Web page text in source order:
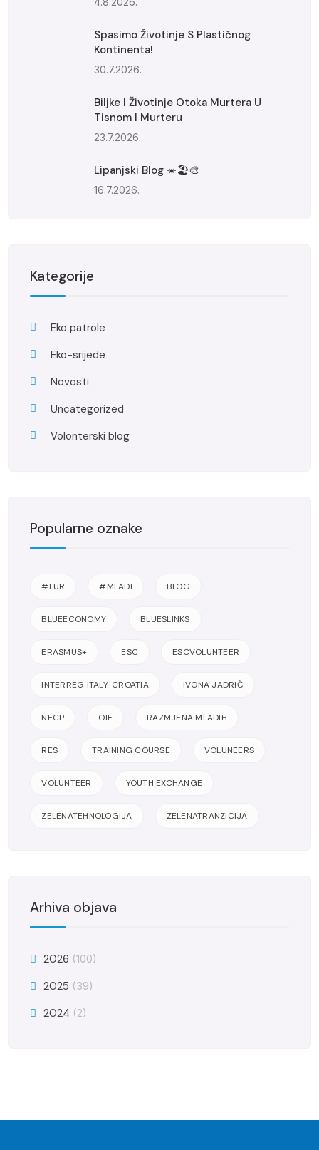
Spasimo Životinje S Plastičnog
Kontinenta!
30.7.2026.
Biljke I Životinje Otoka Murtera U
Tisnom I Murteru
23.7.2026.
Lipanjski Blog ☀️🏖️🎨
16.7.2026.
Kategorije
Eko patrole
Eko-srijede
Novosti
Uncategorized
Volonterski blog
Popularne oznake
#LUR #MLADI BLOG
BLUEECONOMY BLUESLINKS
ERASMUS+ ESC ESCVOLUNTEER
INTERREG ITALY-CROATIA IVONA JADRIĆ
NECP OIE RAZMJENA MLADIH
RES TRAINING COURSE VOLUNEERS
VOLUNTEER YOUTH EXCHANGE
ZELENATEHNOLOGIJA ZELENATRANZICIJA
Arhiva objava
2026 (100)
2025 (39)
2024 (2)